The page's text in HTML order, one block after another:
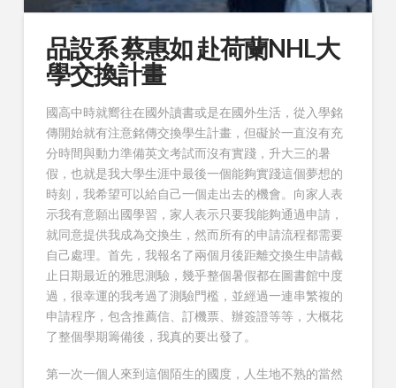
品設系 蔡惠如 赴荷蘭NHL大
學交換計畫
國高中時就嚮往在國外讀書或是在國外生活，從入學銘
傳開始就有注意銘傳交換學生計畫，但礙於一直沒有充
分時間與動力準備英文考試而沒有實踐，升大三的暑
假，也就是我大學生涯中最後一個能夠實踐這個夢想的
時刻，我希望可以給自己一個走出去的機會。向家人表
示我有意願出國學習，家人表示只要我能夠通過申請，
就同意提供我成為交換生，然而所有的申請流程都需要
自己處理。首先，我報名了兩個月後距離交換生申請截
止日期最近的雅思測驗，幾乎整個暑假都在圖書館中度
過，很幸運的我考過了測驗門檻，並經過一連串繁複的
申請程序，包含推薦信、訂機票、辦簽證等等，大概花
了整個學期籌備後，我真的要出發了。
第一次一個人來到這個陌生的國度，人生地不熟的當然